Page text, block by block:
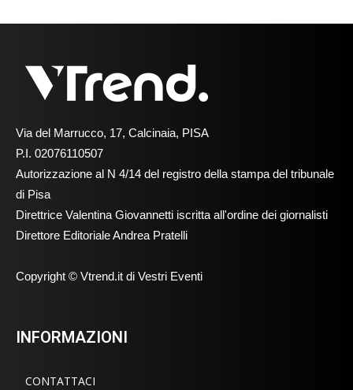
Via del Marrucco, 17, Calcinaia, PISA
P.I. 02076110507
Autorizzazione al N 4/14 del registro della stampa del tribunale
di Pisa
Direttrice Valentina Giovannetti iscritta all'ordine dei giornalisti
Direttore Editoriale Andrea Pratelli
Copyright © Vtrend.it di Vestri Eventi
INFORMAZIONI
CONTATTACI